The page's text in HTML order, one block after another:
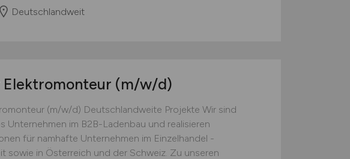
Deutschlandweit
Elektromonteur (m/w/d)
(m/w/d) Deutschlandweite Projekte Wir sind
Unternehmen im B2B-Ladenbau und realisieren
für namhafte Unternehmen im Einzelhandel -
sowie in Österreich und der Schweiz. Zu unseren